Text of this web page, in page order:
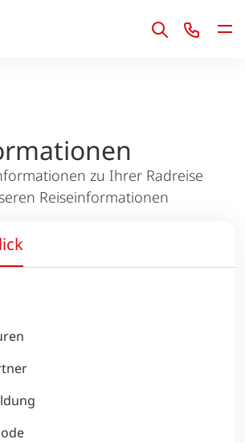
zu Ihrer Radreise
Reiseinformationen